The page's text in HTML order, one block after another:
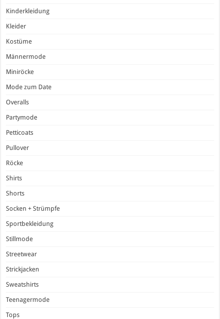
Kinderkleidung
Kleider
Kostüme
Männermode
Miniröcke
Mode zum Date
Overalls
Partymode
Petticoats
Pullover
Röcke
Shirts
Shorts
Socken + Strümpfe
Sportbekleidung
Stillmode
Streetwear
Strickjacken
Sweatshirts
Teenagermode
Tops